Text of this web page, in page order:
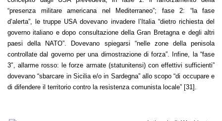
“presenza militare americana nel Mediterraneo”; fase 2: “la fase
d’alerta”, le truppe USA dovevano invadere l’Italia “dietro richiesta del
governo italiano e dopo consultazione della Gran Bretagna e degli altri
paesi della NATO”. Dovevano spiegarsi “nelle zone della penisola
controllate dal governo per una dimostrazione di forza”. Infine, la “fase
3″, allarme rosso: le forze armate (statunitensi) con effettivi sufficienti”
dovevano “sbarcare in Sicilia e/o in Sardegna” allo scopo “di occupare e
di difendere il territorio contro la resistenza comunista locale” [31].